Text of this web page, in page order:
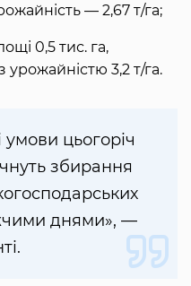
— 2,67 т/га;
0,5 тис. га,
урожайністю 3,2 т/га.
цьогоріч
збирання
днями», —